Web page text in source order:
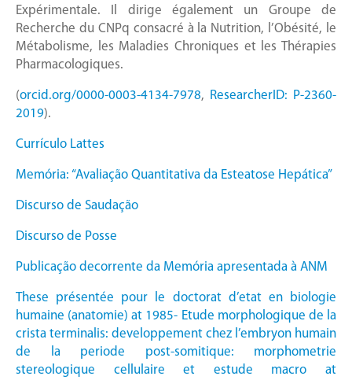
Expérimentale. Il dirige également un Groupe de
Recherche du CNPq consacré à la Nutrition, l’Obésité, le
Métabolisme, les Maladies Chroniques et les Thérapies
Pharmacologiques.
(​orcid.org/0000-0003-4134-7978, ResearcherID: P-2360-
2019).
Currículo Lattes
Memória: “Avaliação Quantitativa da Esteatose Hepática”
Discurso de Saudação
Discurso de Posse
Publicação decorrente da Memória apresentada à ANM
These présentée pour le doctorat d’etat en biologie
humaine (anatomie) at 1985- Etude morphologique de la
crista terminalis: developpement chez l’embryon humain
de la periode post-somitique: morphometrie
stereologique cellulaire et estude macro at